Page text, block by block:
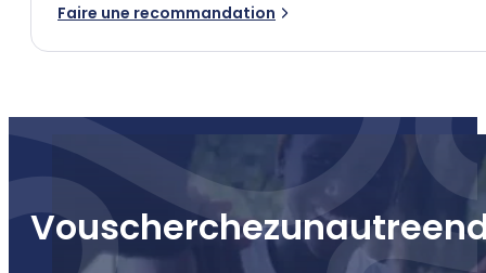
Faire une recommandation
Vouscherchezunautre